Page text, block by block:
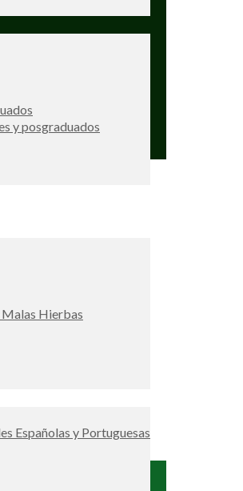
y posgraduados
Hierbas
Españolas y Portuguesas